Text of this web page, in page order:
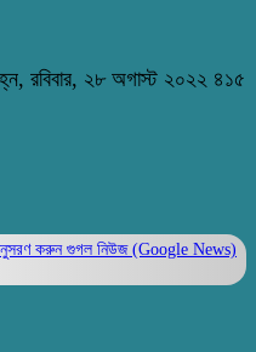
রবিবার, ২৮ অগাস্ট ২০২২ ৪১৫
করুন গুগল নিউজ (Google News)